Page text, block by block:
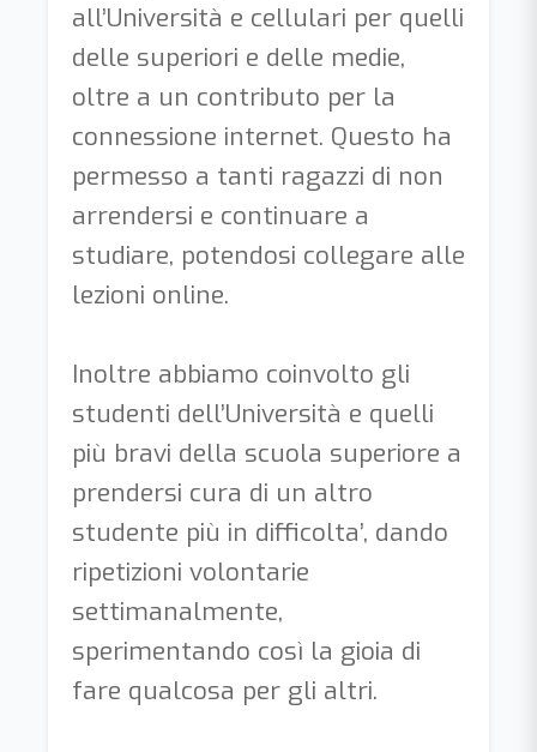
all’Università e cellulari per quelli
delle superiori e delle medie,
oltre a un contributo per la
connessione internet. Questo ha
permesso a tanti ragazzi di non
arrendersi e continuare a
studiare, potendosi collegare alle
lezioni online.
Inoltre abbiamo coinvolto gli
studenti dell’Università e quelli
più bravi della scuola superiore a
prendersi cura di un altro
studente più in difficolta’, dando
ripetizioni volontarie
settimanalmente,
sperimentando così la gioia di
fare qualcosa per gli altri.